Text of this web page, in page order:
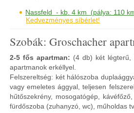
Nassfeld - kb. 4 km (pálya: 110
Kedvezményes síbérlet!
Szobák: Groschacher
2-5 fős apartman: (4 db) két légterű,
apartmanok erkéllyel.
Felszereltség: két hálószoba
vagy emeletes ággyal, teljesen
hűtőszekrény, mosogatógép,
fürdőszoba (zuhanyzó, wc), műholdas tv.